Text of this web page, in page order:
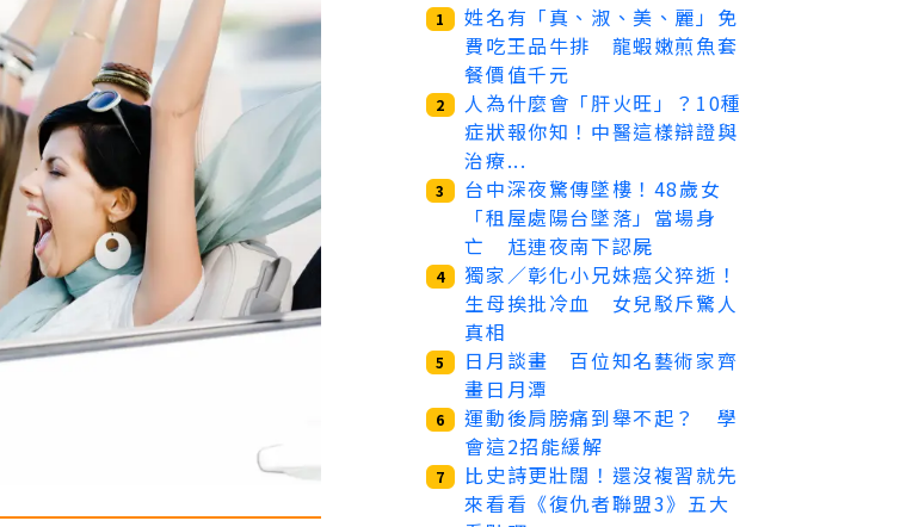
1
姓名有「真、淑、美、麗」免
費吃王品牛排 龍蝦嫩煎魚套
餐價值千元
2
人為什麼會「肝火旺」？10種
症狀報你知！中醫這樣辯證與
治療...
3
台中深夜驚傳墜樓！48歲女
「租屋處陽台墜落」當場身
亡 尪連夜南下認屍
4
獨家／彰化小兄妹癌父猝逝！
生母挨批冷血 女兒駁斥驚人
真相
5
日月談畫 百位知名藝術家齊
畫日月潭
6
運動後肩膀痛到舉不起？ 學
會這2招能緩解
7
比史詩更壯闊！還沒複習就先
來看看《復仇者聯盟3》五大